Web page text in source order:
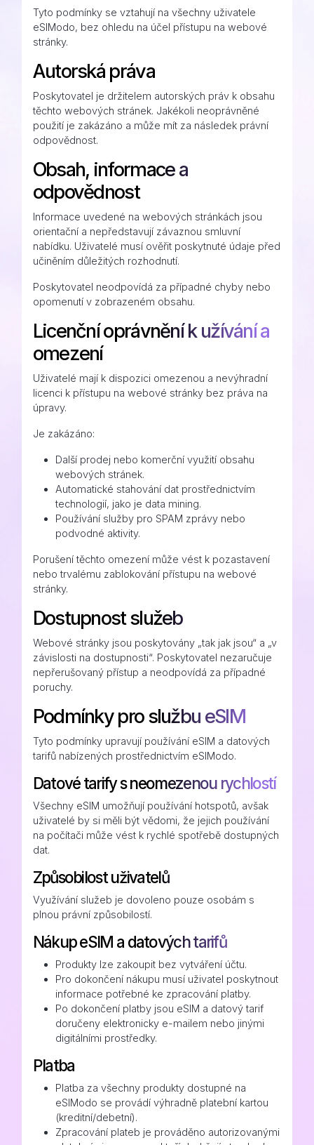
Tyto podmínky se vztahují na všechny uživatele
eSIModo, bez ohledu na účel přístupu na webové
stránky.
Autorská práva
Poskytovatel je držitelem autorských práv k obsahu
těchto webových stránek. Jakékoli neoprávněné
použití je zakázáno a může mít za následek právní
odpovědnost.
Obsah, informace a
odpovědnost
Informace uvedené na webových stránkách jsou
orientační a nepředstavují závaznou smluvní
nabídku. Uživatelé musí ověřit poskytnuté údaje před
učiněním důležitých rozhodnutí.
Poskytovatel neodpovídá za případné chyby nebo
opomenutí v zobrazeném obsahu.
Licenční oprávnění k užívání a
omezení
Uživatelé mají k dispozici omezenou a nevýhradní
licenci k přístupu na webové stránky bez práva na
úpravy.
Je zakázáno:
Další prodej nebo komerční využití obsahu
webových stránek.
Automatické stahování dat prostřednictvím
technologií, jako je data mining.
Používání služby pro SPAM zprávy nebo
podvodné aktivity.
Porušení těchto omezení může vést k pozastavení
nebo trvalému zablokování přístupu na webové
stránky.
Dostupnost služeb
Webové stránky jsou poskytovány „tak jak jsou“ a „v
závislosti na dostupnosti“. Poskytovatel nezaručuje
nepřerušovaný přístup a neodpovídá za případné
poruchy.
Podmínky pro službu eSIM
Tyto podmínky upravují používání eSIM a datových
tarifů nabízených prostřednictvím eSIModo.
Datové tarify s neomezenou rychlostí
Všechny eSIM umožňují používání hotspotů, avšak
uživatelé by si měli být vědomi, že jejich používání
na počítači může vést k rychlé spotřebě dostupných
dat.
Způsobilost uživatelů
Využívání služeb je dovoleno pouze osobám s
plnou právní způsobilostí.
Nákup eSIM a datových tarifů
Produkty lze zakoupit bez vytváření účtu.
Pro dokončení nákupu musí uživatel poskytnout
informace potřebné ke zpracování platby.
Po dokončení platby jsou eSIM a datový tarif
doručeny elektronicky e-mailem nebo jinými
digitálními prostředky.
Platba
Platba za všechny produkty dostupné na
eSIModo se provádí výhradně platební kartou
(kreditní/debetní).
Zpracování plateb je prováděno autorizovanými